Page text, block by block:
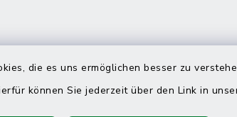
die es uns ermöglichen besser zu
können Sie jederzeit über den Link in
Erreichbarkeit per